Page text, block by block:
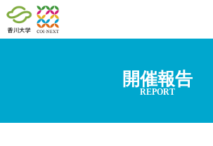
開催報告
REPORT